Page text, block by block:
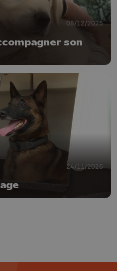
08/12/2025
son
24/11/2025